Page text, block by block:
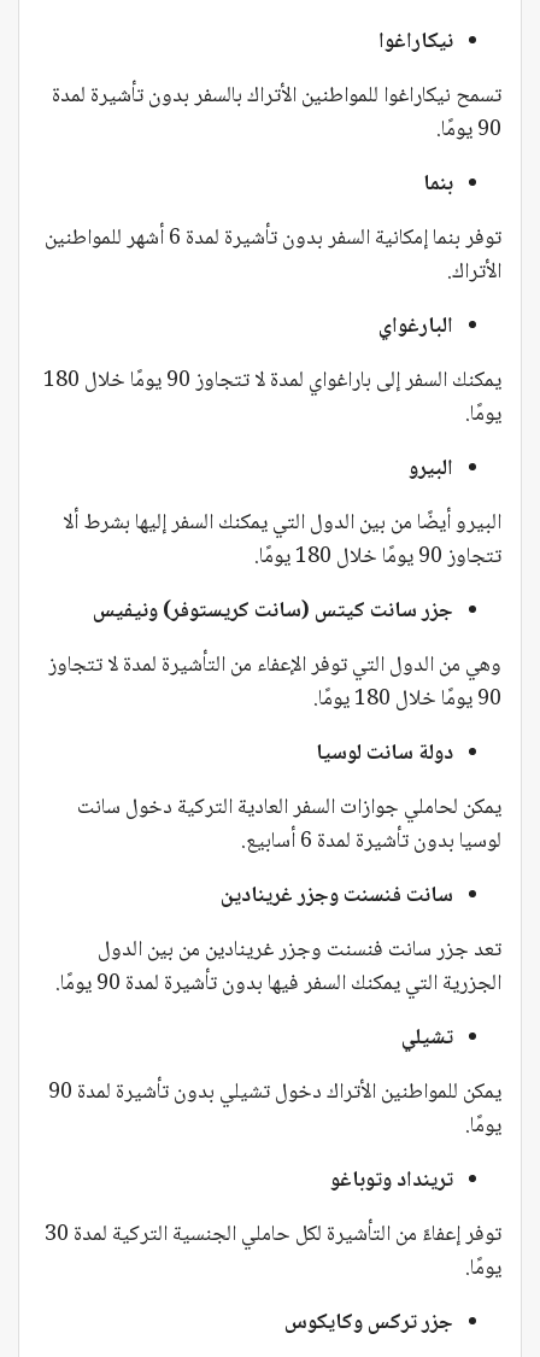
نيكاراغوا
تسمح نيكاراغوا للمواطنين الأتراك بالسفر بدون تأشيرة لمدة
90 يومًا.
بنما
توفر بنما إمكانية السفر بدون تأشيرة لمدة 6 أشهر للمواطنين
الأتراك.
البارغواي
يمكنك السفر إلى باراغواي لمدة لا تتجاوز 90 يومًا خلال 180
يومًا.
البيرو
البيرو أيضًا من بين الدول التي يمكنك السفر إليها بشرط ألا
تتجاوز 90 يومًا خلال 180 يومًا.
جزر سانت كيتس (سانت كريستوفر) ونيفيس
وهي من الدول التي توفر الإعفاء من التأشيرة لمدة لا تتجاوز
90 يومًا خلال 180 يومًا.
دولة سانت لوسيا
يمكن لحاملي جوازات السفر العادية التركية دخول سانت
لوسيا بدون تأشيرة لمدة 6 أسابيع.
سانت فنسنت وجزر غرينادين
تعد جزر سانت فنسنت وجزر غرينادين من بين الدول
الجزرية التي يمكنك السفر فيها بدون تأشيرة لمدة 90 يومًا.
تشيلي
يمكن للمواطنين الأتراك دخول تشيلي بدون تأشيرة لمدة 90
يومًا.
ترينداد وتوباغو
توفر إعفاءً من التأشيرة لكل حاملي الجنسية التركية لمدة 30
يومًا.
جزر تركس وكايكوس